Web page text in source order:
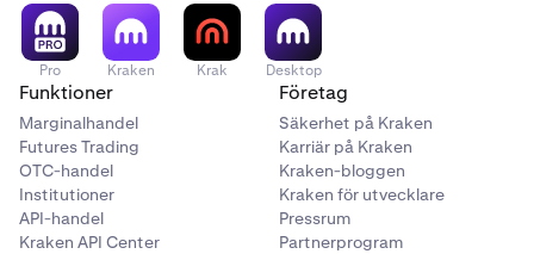
6 Tryck på Köp/Sälj för att lägga din limitorder.
att köpa eller sälja ett värdepapper. Alla investeringar
innebär risk, inklusive förlust av investerat kapital.
Kontaktavårt supportteam om du har frågor.
Pro Kraken Krak Desktop
Funktioner
Marginalhandel
Futures Trading
OTC-handel
Institutioner
API-handel
Kraken API Center
Företag
Säkerhet på Kraken
Karriär på Kraken
Kraken-bloggen
Kraken för utvecklare
Pressrum
Partnerprogram